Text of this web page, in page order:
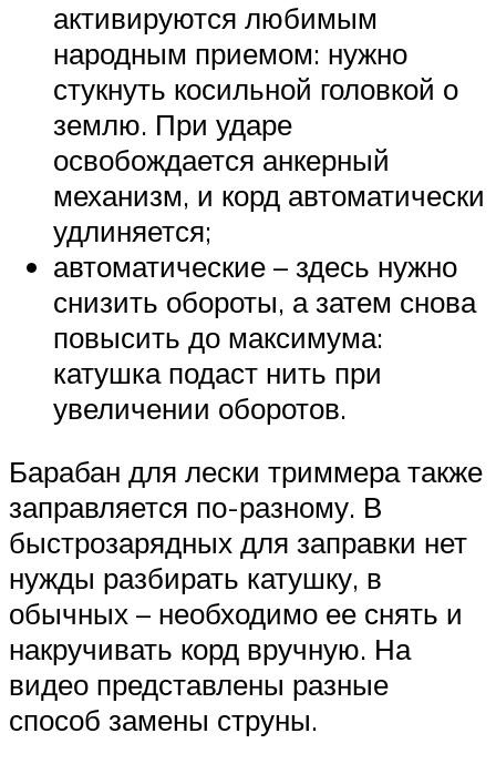
активируются любимым
народным приемом: нужно
стукнуть косильной головкой о
землю. При ударе
освобождается анкерный
механизм, и корд автоматически
удлиняется;
автоматические – здесь нужно
снизить обороты, а затем снова
повысить до максимума:
катушка подаст нить при
увеличении оборотов.
Барабан для лески триммера также
заправляется по-разному. В
быстрозарядных для заправки нет
нужды разбирать катушку, в
обычных – необходимо ее снять и
накручивать корд вручную. На
видео представлены разные
способ замены струны.